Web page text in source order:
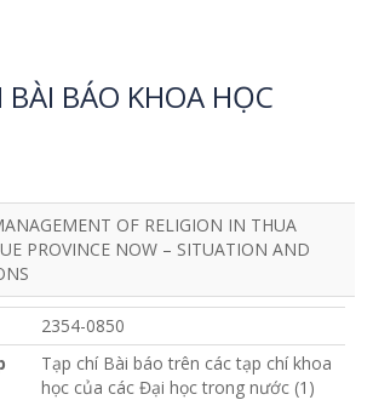
BÁO KHOA HỌC
OF RELIGION IN THUA
PROVINCE NOW – SITUATION AND
2354-0850
Tạp chí Bài báo trên các tạp chí khoa
học của các Đại học trong nước (1)